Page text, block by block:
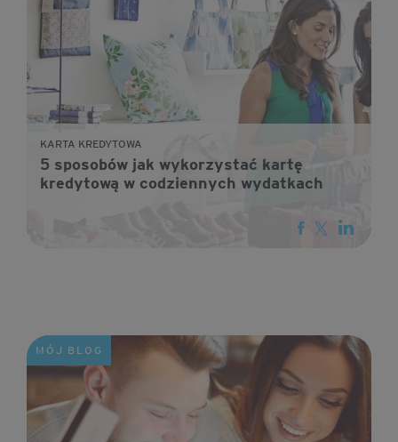
KARTA KREDYTOWA
5 sposobów jak wykorzystać kartę
kredytową w codziennych wydatkach
MÓJ BLOG